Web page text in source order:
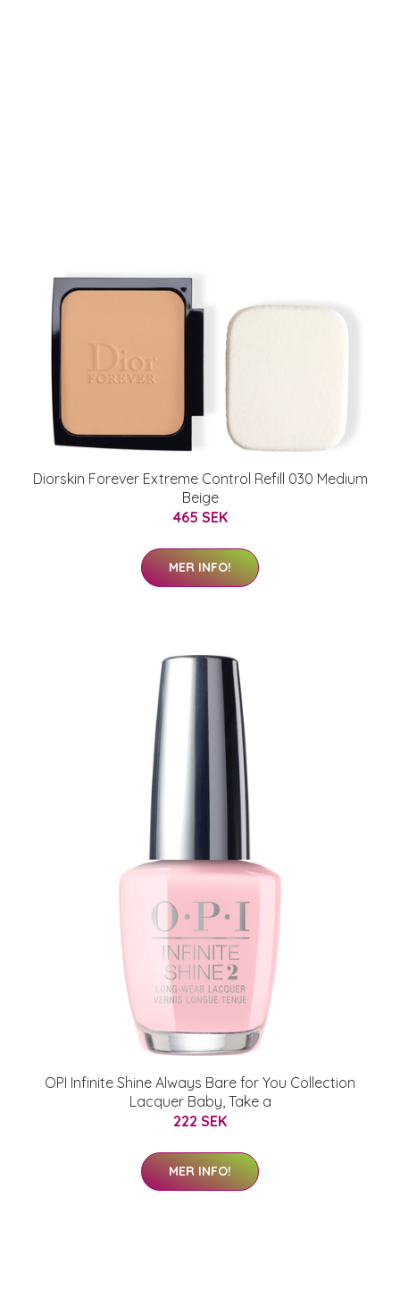
Diorskin Forever Extreme Control Refill 030 Medium
Beige
465 SEK
MER INFO!
OPI Infinite Shine Always Bare for You Collection
Lacquer Baby, Take a
222 SEK
MER INFO!